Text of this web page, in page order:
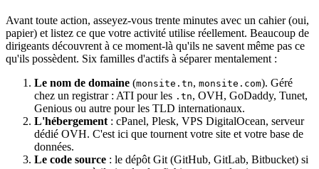
Avant toute action, asseyez-vous trente minutes avec un cahier (oui,
papier) et listez ce que votre activité utilise réellement. Beaucoup de
dirigeants découvrent à ce moment-là qu'ils ne savent même pas ce
qu'ils possèdent. Six familles d'actifs à séparer mentalement :
Le nom de domaine (monsite.tn, monsite.com). Géré
chez un registrar : ATI pour les .tn, OVH, GoDaddy, Tunet,
Genious ou autre pour les TLD internationaux.
L'hébergement : cPanel, Plesk, VPS DigitalOcean, serveur
dédié OVH. C'est ici que tournent votre site et votre base de
données.
Le code source : le dépôt Git (GitHub, GitLab, Bitbucket) si